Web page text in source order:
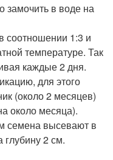
замочить в воде на
соотношении 1:3 и
температуре. Так
каждые 2 дня.
для этого
(около 2 месяцев)
около месяца).
семена высевают в
2 см.